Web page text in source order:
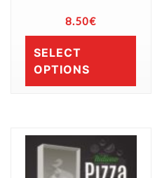
8.50€
SELECT
OPTIONS